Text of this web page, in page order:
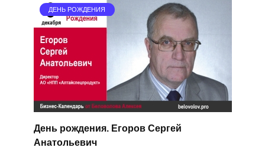
ДЕНЬ РОЖДЕНИЯ
День рождения. Егоров Сергей
Анатольевич